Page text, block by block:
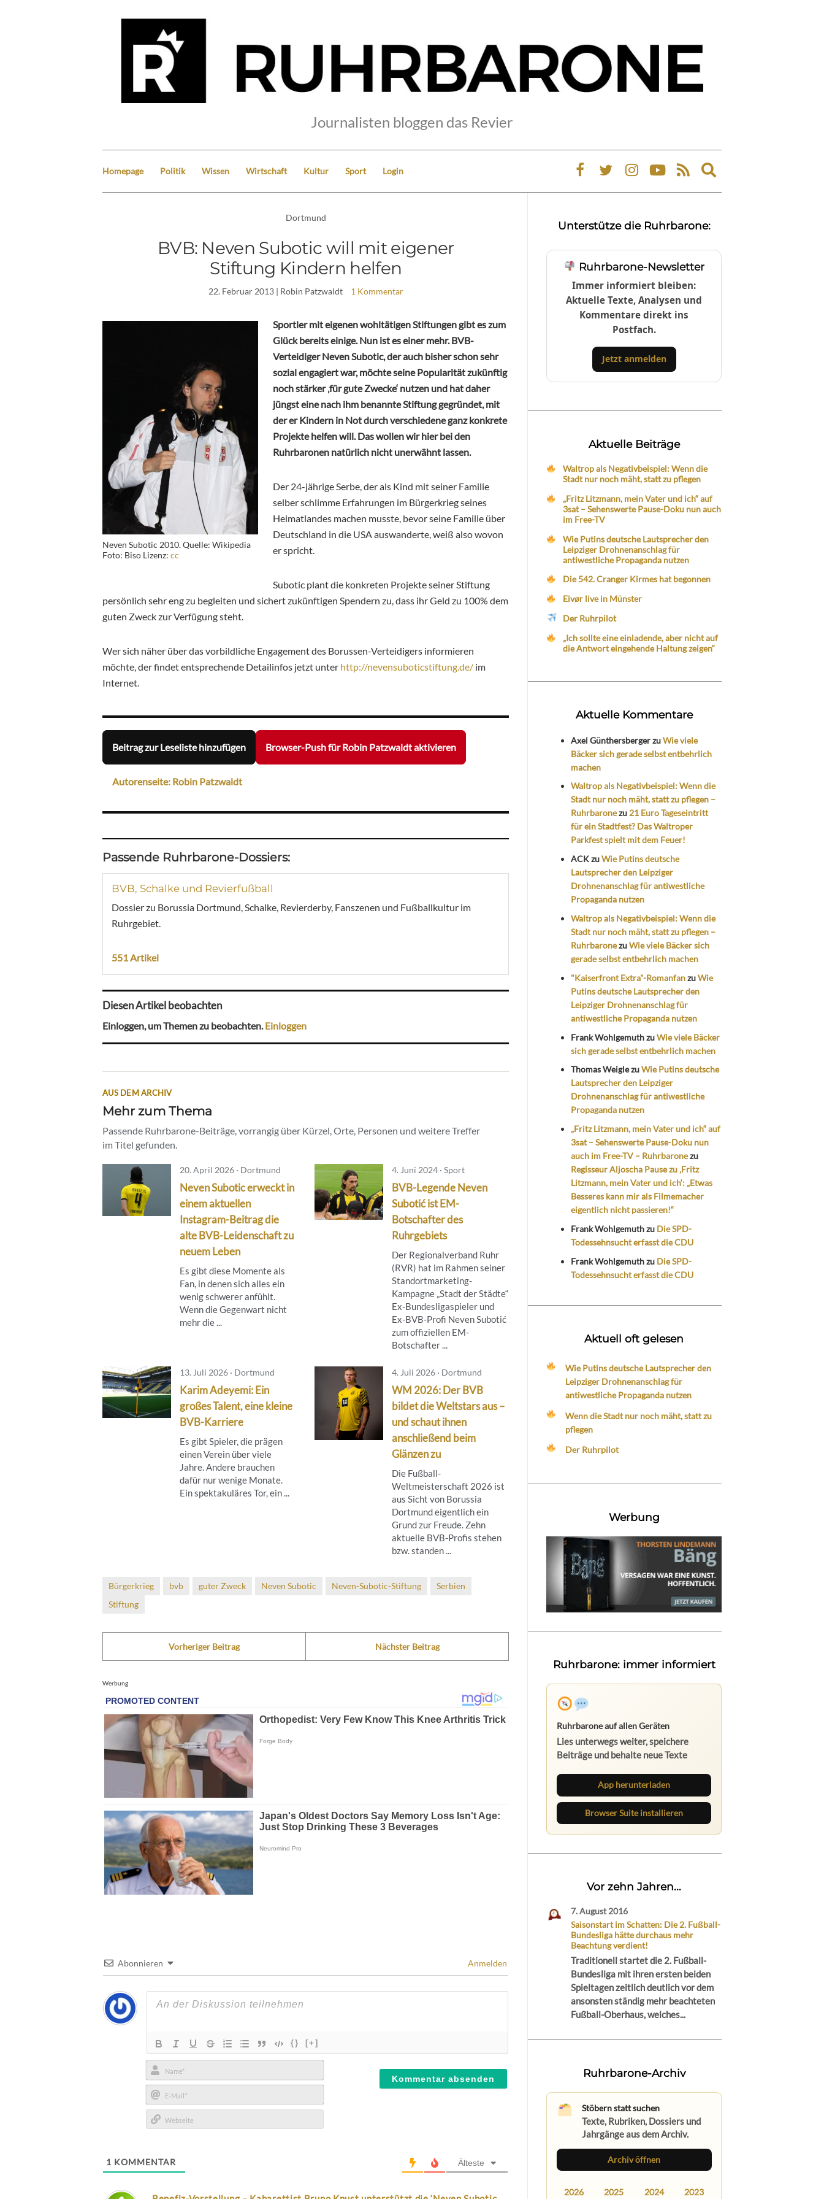
Journalisten bloggen das Revier
Homepage Politik Wissen Wirtschaft Kultur Sport Login
Expand
search
Dortmund
BVB: Neven Subotic will mit eigener
Stiftung Kindern helfen
22. Februar 2013| Robin Patzwaldt 1 Kommentar
Neven Subotic 2010. Quelle: Wikipedia
Foto: Biso Lizenz: cc
Sportler mit eigenen wohltätigen Stiftungen gibt es zum
Glück bereits einige. Nun ist es einer mehr. BVB-
Verteidiger Neven Subotic, der auch bisher schon sehr
sozial engagiert war, möchte seine Popularität zukünftig
noch stärker ‚für gute Zwecke‘ nutzen und hat daher
jüngst eine nach ihm benannte Stiftung gegründet, mit
der er Kindern in Not durch verschiedene ganz konkrete
Projekte helfen will. Das wollen wir hier bei den
Ruhrbaronen natürlich nicht unerwähnt lassen.
Der 24-jährige Serbe, der als Kind mit seiner Familie
selber schlimme Erfahrungen im Bürgerkrieg seines
Heimatlandes machen musste, bevor seine Familie über
Deutschland in die USA auswanderte, weiß also wovon
er spricht.
Subotic plant die konkreten Projekte seiner Stiftung
persönlich sehr eng zu begleiten und sichert zukünftigen Spendern zu, dass ihr Geld zu 100% dem
guten Zweck zur Verfügung steht.
Wer sich näher über das vorbildliche Engagement des Borussen-Verteidigers informieren
möchte, der findet entsprechende Detailinfos jetzt unter http://nevensuboticstiftung.de/ im
Internet.
Beitrag zur Leseliste hinzufügen Browser-Push für Robin Patzwaldt aktivieren
Autorenseite: Robin Patzwaldt
Passende Ruhrbarone-Dossiers:
BVB, Schalke und Revierfußball
Dossier zu Borussia Dortmund, Schalke, Revierderby, Fanszenen und Fußballkultur im
Ruhrgebiet.
551 Artikel
Diesen Artikel beobachten
Einloggen, um Themen zu beobachten.Einloggen
AUS DEM ARCHIV
Mehr zum Thema
Passende Ruhrbarone-Beiträge, vorrangig über Kürzel, Orte, Personen und weitere Treffer
im Titel gefunden.
20. April 2026 · Dortmund
Neven Subotic erweckt in
einem aktuellen
Instagram-Beitrag die
alte BVB-Leidenschaft zu
neuem Leben
Es gibt diese Momente als
Fan, in denen sich alles ein
wenig schwerer anfühlt.
Wenn die Gegenwart nicht
mehr die ...
4. Juni 2024 · Sport
BVB-Legende Neven
Subotić ist EM-
Botschafter des
Ruhrgebiets
Der Regionalverband Ruhr
(RVR) hat im Rahmen seiner
Standortmarketing-
Kampagne „Stadt der Städte“
Ex-Bundesligaspieler und
Ex-BVB-Profi Neven Subotić
zum offiziellen EM-
Botschafter ...
13. Juli 2026 · Dortmund
Karim Adeyemi: Ein
großes Talent, eine kleine
BVB-Karriere
Es gibt Spieler, die prägen
einen Verein über viele
Jahre. Andere brauchen
dafür nur wenige Monate.
Ein spektakuläres Tor, ein ...
4. Juli 2026 · Dortmund
WM 2026: Der BVB
bildet die Weltstars aus –
und schaut ihnen
anschließend beim
Glänzen zu
Die Fußball-
Weltmeisterschaft 2026 ist
aus Sicht von Borussia
Dortmund eigentlich ein
Grund zur Freude. Zehn
aktuelle BVB-Profis stehen
bzw. standen ...
Bürgerkrieg bvb guter Zweck Neven Subotic Neven-Subotic-Stiftung
Serbien
Stiftung
Vorheriger Beitrag Nächster Beitrag
Werbung
Abonnieren Anmelden
{} [+]
Name*
E-
Mail*
1 KOMMENTAR Älteste
Unterstütze die Ruhrbarone:
Ruhrbarone-Newsletter
Immer informiert bleiben:
Aktuelle Texte, Analysen und
Kommentare direkt ins
Postfach.
Jetzt anmelden
Aktuelle Beiträge
Waltrop als Negativbeispiel: Wenn die
Stadt nur noch mäht, statt zu pflegen
„Fritz Litzmann, mein Vater und ich“ auf
3sat – Sehenswerte Pause-Doku nun auch
im Free-TV
Wie Putins deutsche Lautsprecher den
Leipziger Drohnenanschlag für
antiwestliche Propaganda nutzen
Die 542. Cranger Kirmes hat begonnen
Eivør live in Münster
Der Ruhrpilot
„Ich sollte eine einladende, aber nicht auf
die Antwort eingehende Haltung zeigen“
Aktuelle Kommentare
Axel GünthersbergerzuWie viele
Bäcker sich gerade selbst entbehrlich
machen
Waltrop als Negativbeispiel: Wenn die
Stadt nur noch mäht, statt zu pflegen –
Ruhrbaronezu 21 Euro Tageseintritt
für ein Stadtfest? Das Waltroper
Parkfest spielt mit dem Feuer!
ACKzuWie Putins deutsche
Lautsprecher den Leipziger
Drohnenanschlag für antiwestliche
Propaganda nutzen
Waltrop als Negativbeispiel: Wenn die
Stadt nur noch mäht, statt zu pflegen –
RuhrbaronezuWie viele Bäcker sich
gerade selbst entbehrlich machen
"Kaiserfront Extra"-RomanfanzuWie
Putins deutsche Lautsprecher den
Leipziger Drohnenanschlag für
antiwestliche Propaganda nutzen
Frank WohlgemuthzuWie viele Bäcker
sich gerade selbst entbehrlich machen
Thomas WeiglezuWie Putins deutsche
Lautsprecher den Leipziger
Drohnenanschlag für antiwestliche
Propaganda nutzen
„Fritz Litzmann, mein Vater und ich“ auf
3sat – Sehenswerte Pause-Doku nun
auch im Free-TV – Ruhrbaronezu
Regisseur Aljoscha Pause zu ‚Fritz
Litzmann, mein Vater und ich‘: „Etwas
Besseres kann mir als Filmemacher
eigentlich nicht passieren!“
Frank Wohlgemuthzu Die SPD-
Todessehnsucht erfasst die CDU
Frank Wohlgemuthzu Die SPD-
Todessehnsucht erfasst die CDU
Aktuell oft gelesen
Wie Putins deutsche Lautsprecher den
Leipziger Drohnenanschlag für
antiwestliche Propaganda nutzen
Wenn die Stadt nur noch mäht, statt zu
pflegen
Der Ruhrpilot
Werbung
Ruhrbarone: immer informiert
Ruhrbarone auf allen Geräten
Lies unterwegs weiter, speichere
Beiträge und behalte neue Texte
App herunterladen
Browser Suite installieren
Vor zehn Jahren...
7. August 2016
Saisonstart im Schatten: Die 2. Fußball-
Bundesliga hätte durchaus mehr
Beachtung verdient!
Traditionell startet die 2. Fußball-
Bundesliga mit ihren ersten beiden
Spieltagen zeitlich deutlich vor dem
ansonsten ständig mehr beachteten
Fußball-Oberhaus, welches...
Ruhrbarone-Archiv
Stöbern statt suchen
Texte, Rubriken, Dossiers und
Jahrgänge aus dem Archiv.
Archiv öffnen
2026 2025 2024 2023